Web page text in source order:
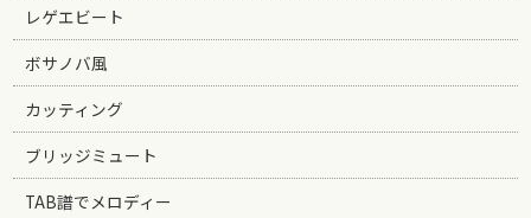
レゲエビート
ボサノバ風
カッティング
ブリッジミュート
TAB譜でメロディー